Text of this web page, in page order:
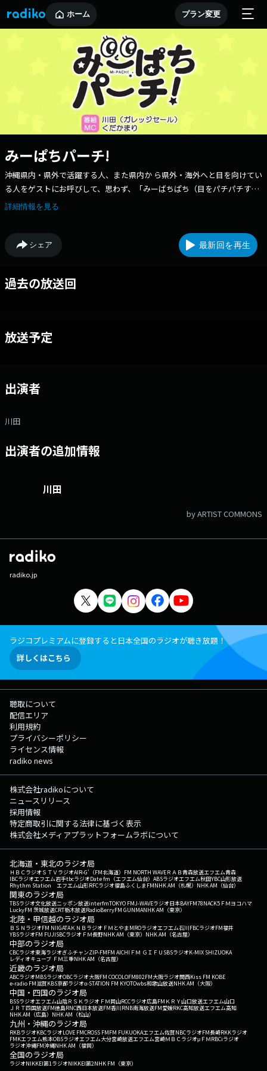
ホーム プラン変更
みーぱちパーチ!
沖縄県内・県外で活躍する人、また県内か ら県外・海外へと目を向けてい
る人をゲストにお呼びして、思わず、「みーばちぱち（目をパチパチす
る）」「てぃーぱちぱち（手 をパチパチ叩く）」するような様々な話題
詳細情報を見る
シェア 最新回を再生
過去の放送回
放送予定
出演者
川田
出演者の追加情報
川田
by ARTIST COMMONS
radiko.jp
ラジコプレミアムに登録すると日本全国のラジオが聴き放題！
詳しくはこちら
聴取について
配信エリア
利用規約
プライバシーポリシー
ライセンス情報
radiko news
株式会社radikoについて
ニュースリリース
採用情報
特定商取引に関する法律に基づく表示
株式会社メディアプラットフォームラボについて
北海道・東北のラジオ局
ＨＢＣラジオＳＴＶラジオAIR-G'（FM北海道） FM NORTH WAVEＲＡＢ青森放送エフエム青森
IBCラジオエフエム岩手tbcラジオDate fm（エフエム仙台） ABSラジオエフエム秋田YBC山形放送
Rhythm Station エフエム山形RFCラジオ福島ふくしまFMNHK AM（札幌） NHK AM（仙台）
関東のラジオ局
TBSラジオ文化放送ニッポン放送interfmTOKYO FMJ-WAVEラジオ日本BAYFM78NACK5 ＦＭヨコハマ
LuckyFM 茨城放送CRT栃木放送RadioBerryFM GUNMANHK AM（東京）
北陸・甲信越のラジオ局
ＢＳＮラジオFM NIIGATAＫＮＢラジオ ＦＭとやまMROラジオエフエム石川FBCラジオFM福井
YBSラジオFM FUJISBCラジオ ＦＭ長野NHK AM（東京） NHK AM（名古屋）
中部のラジオ局
CBCラジオ東海ラジオぎふチャンZIP-FMFM AICHI ＦＭ ＧＩＦＵ SBSラジオK-MIX SHIZUOKA
レディオキューブ ＦＭ三重NHK AM（名古屋）
近畿のラジオ局
ABCラジオMBSラジオOBCラジオ大阪FM COCOLOFM802FM大阪ラジオ関西Kiss FM KOBE
e-radio FM滋賀KBS京都ラジオα-STATION FM KYOTOwbs和歌山放送NHK AM（大阪）
中国・四国のラジオ局
BSSラジオエフエム山陰ＲＳＫラジオ ＦＭ岡山RCCラジオ広島FM ＫＲＹ山口放送エフエム山口
ＪＲＴ四国放送FM徳島RNC西日本放送FM香川RNB南海放送FM愛媛RKC高知放送エフエム高知
NHK AM（広島） NHK AM（松山）
九州・沖縄のラジオ局
RKBラジオKBCラジオLOVE FMCROSS FMFM FUKUOKAエフエム佐賀NBCラジオFM長崎RKKラジオ
FMKエフエム熊本OBSラジオエフエム大分宮崎放送エフエム宮崎ＭＢＣラジオμＦＭRBCiラジオ
ラジオ沖縄FM沖縄NHK AM（福岡）
全国のラジオ局
ラジオNIKKEI第1ラジオNIKKEI第2NHK FM（東京）